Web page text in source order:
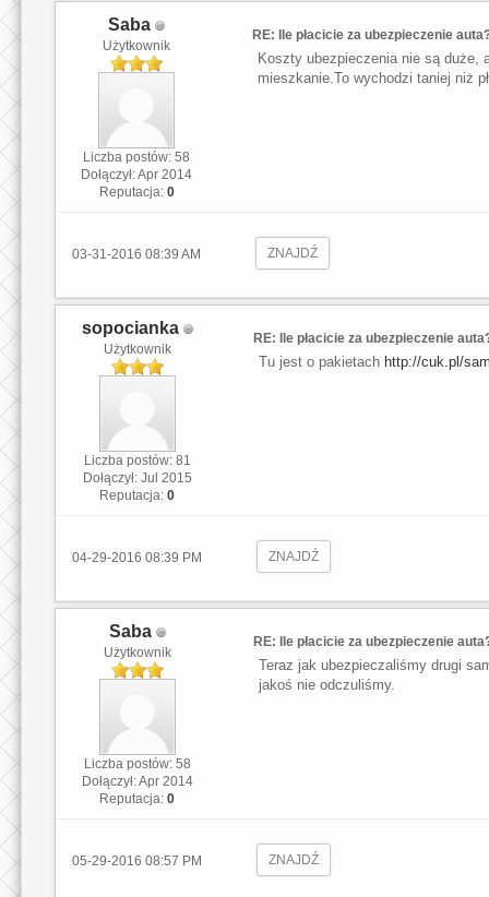
Saba
Użytkownik
Liczba postów: 58
Dołączył: Apr 2014
Reputacja: 0
RE: Ile płacicie za ubezpieczenie
Koszty ubezpieczenia nie są duże,
mieszkanie.To wychodzi taniej niż
03-31-2016 08:39 AM ZNAJDŹ
sopocianka
Użytkownik
Liczba postów: 81
Dołączył: Jul 2015
Reputacja: 0
RE: Ile płacicie za ubezpieczenie
Tu jest o pakietach http://cuk.pl/
04-29-2016 08:39 PM ZNAJDŹ
Saba
Użytkownik
Liczba postów: 58
Dołączył: Apr 2014
Reputacja: 0
RE: Ile płacicie za ubezpieczenie
Teraz jak ubezpieczaliśmy drugi
jakoś nie odczuliśmy.
05-29-2016 08:57 PM ZNAJDŹ